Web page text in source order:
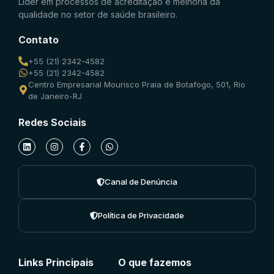
qualidade no setor de saúde brasileiro.
Contato
+55 (21) 2342-4582
+55 (21) 2342-4582
Centro Empresarial Mourisco Praia de Botafogo, 501, Rio
de Janeiro-RJ
Redes Sociais
Canal de Denúncia
Política de Privacidade
Links Principais O que fazemos